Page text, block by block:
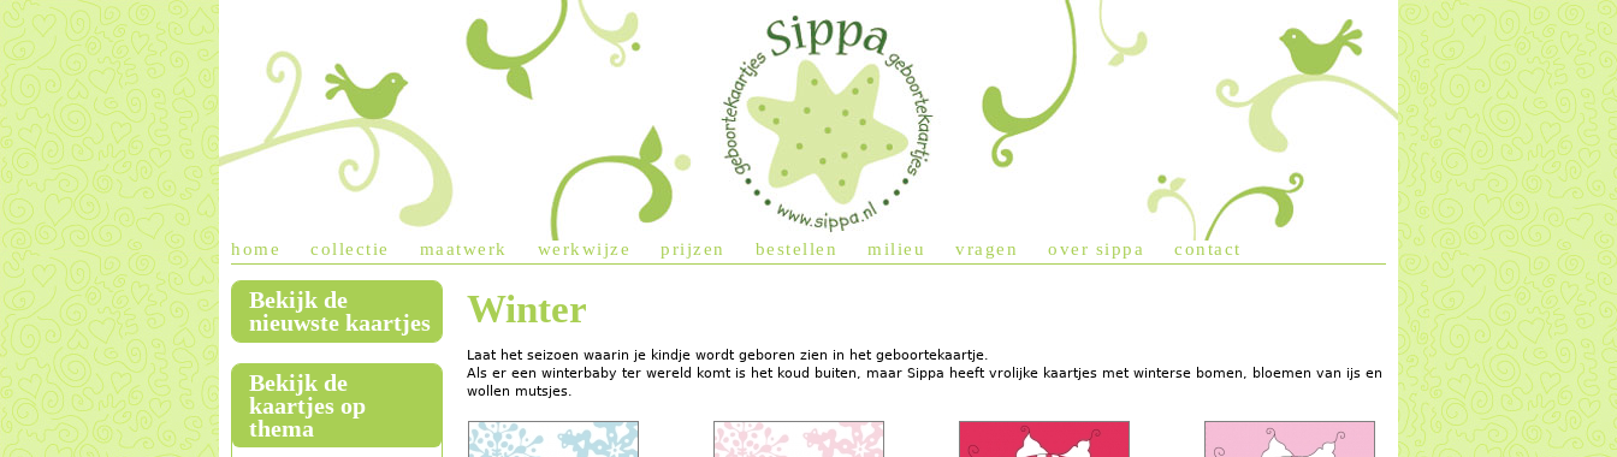
Winter
Laat het seizoen waarin je kindje wordt geboren zien in het geboortekaartje.
Als er een winterbaby ter wereld komt is het koud buiten, maar Sippa heeft vrolijke kaartjes met winterse bomen, bloemen van ijs en
wollen mutsjes.
main menu
home collectie maatwerk werkwijze prijzen bestellen milieu vragen over sippa contact
Bekijk de
nieuwste kaartjes
Bekijk de
kaartjes op
thema